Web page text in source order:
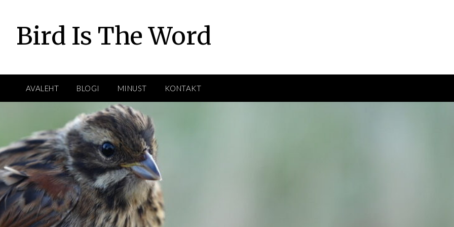
Bird Is The Word
AVALEHT BLOGI MINUST KONTAKT